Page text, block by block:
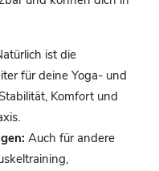
ist die
für deine Yoga- und
Komfort und
Auch für andere